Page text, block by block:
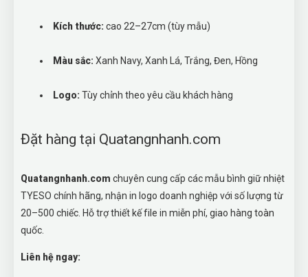
Kích thước: cao 22–27cm (tùy mẫu)
Màu sắc: Xanh Navy, Xanh Lá, Trắng, Đen, Hồng
Logo: Tùy chỉnh theo yêu cầu khách hàng
Đặt hàng tại Quatangnhanh.com
Quatangnhanh.com chuyên cung cấp các mẫu bình giữ nhiệt
TYESO chính hãng, nhận in logo doanh nghiệp với số lượng từ
20–500 chiếc. Hỗ trợ thiết kế file in miễn phí, giao hàng toàn
quốc.
Liên hệ ngay: